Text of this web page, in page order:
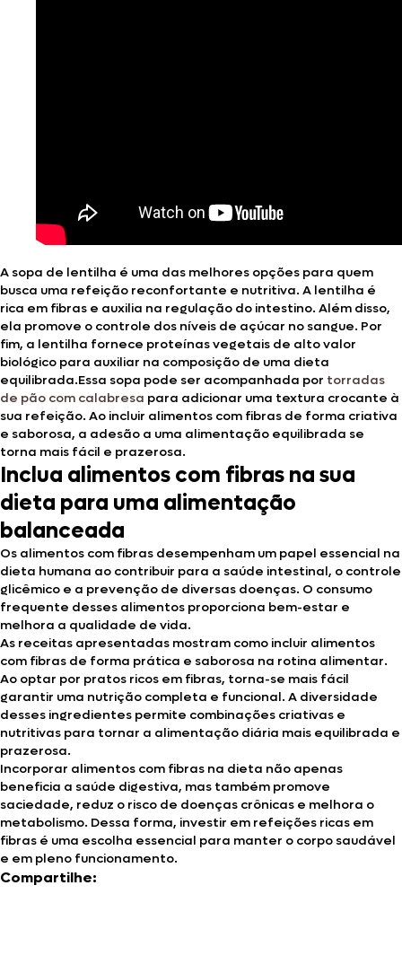
A sopa de lentilha é uma das melhores opções para quem
busca uma refeição reconfortante e nutritiva. A lentilha é
rica em fibras e auxilia na regulação do intestino. Além disso,
ela promove o controle dos níveis de açúcar no sangue. Por
fim, a lentilha fornece proteínas vegetais de alto valor
biológico para auxiliar na composição de uma dieta
equilibrada.Essa sopa pode ser acompanhada por torradas
de pão com calabresa para adicionar uma textura crocante à
sua refeição. Ao incluir alimentos com fibras de forma criativa
e saborosa, a adesão a uma alimentação equilibrada se
torna mais fácil e prazerosa.
Inclua alimentos com fibras na sua
dieta para uma alimentação
balanceada
Os alimentos com fibras desempenham um papel essencial na
dieta humana ao contribuir para a saúde intestinal, o controle
glicêmico e a prevenção de diversas doenças. O consumo
frequente desses alimentos proporciona bem-estar e
melhora a qualidade de vida.
As receitas apresentadas mostram como incluir alimentos
com fibras de forma prática e saborosa na rotina alimentar.
Ao optar por pratos ricos em fibras, torna-se mais fácil
garantir uma nutrição completa e funcional. A diversidade
desses ingredientes permite combinações criativas e
nutritivas para tornar a alimentação diária mais equilibrada e
prazerosa.
Incorporar alimentos com fibras na dieta não apenas
beneficia a saúde digestiva, mas também promove
saciedade, reduz o risco de doenças crônicas e melhora o
metabolismo. Dessa forma, investir em refeições ricas em
fibras é uma escolha essencial para manter o corpo saudável
e em pleno funcionamento.
Compartilhe: